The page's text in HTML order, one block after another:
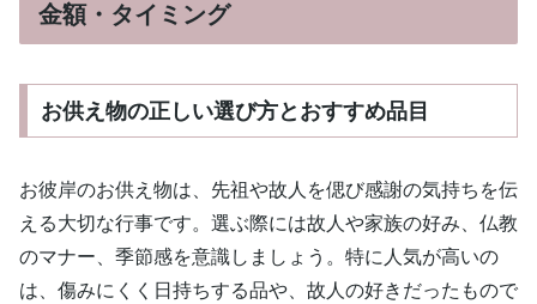
金額・タイミング
お供え物の正しい選び方とおすすめ品目
お彼岸のお供え物は、先祖や故人を偲び感謝の気持ちを伝
える大切な行事です。選ぶ際には故人や家族の好み、仏教
のマナー、季節感を意識しましょう。特に人気が高いの
は、傷みにくく日持ちする品や、故人の好きだったもので